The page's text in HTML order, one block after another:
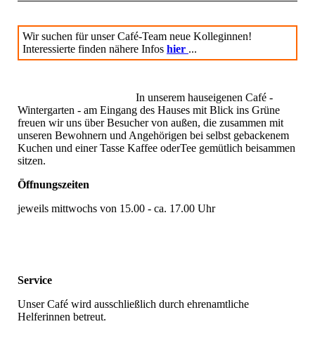
Wir suchen für unser Café-Team neue Kolleginnen!
Interessierte finden nähere Infos hier ...
In unserem hauseigenen Café -
Wintergarten - am Eingang des Hauses mit Blick ins Grüne
freuen wir uns über Besucher von außen, die zusammen mit
unseren Bewohnern und Angehörigen bei selbst gebackenem
Kuchen und einer Tasse Kaffee oderTee gemütlich beisammen
sitzen.
Öffnungszeiten
jeweils mittwochs von 15.00 - ca. 17.00 Uhr
Service
Unser Café wird ausschließlich durch ehrenamtliche
Helferinnen betreut.